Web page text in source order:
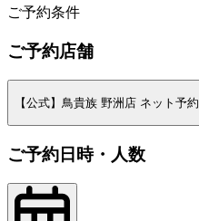
ご予約条件
ご予約店舗
【公式】鳥貴族 野洲店 ネット予約
ご予約日時・人数